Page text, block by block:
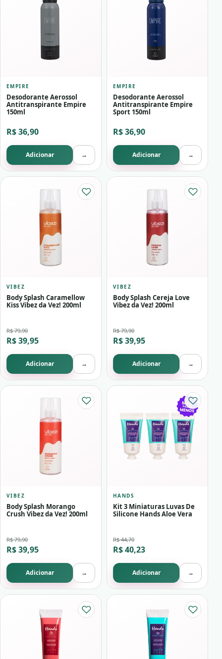
EMPIRE
Desodorante Aerossol
Antitranspirante Empire
150ml
R$ 36,90
Adicionar →
EMPIRE
Desodorante Aerossol
Antitranspirante Empire
Sport 150ml
R$ 36,90
Adicionar →
VIBEZ
Body Splash Caramellow
Kiss Vibez da Vez! 200ml
R$ 79,90
R$ 39,95
Adicionar →
VIBEZ
Body Splash Cereja Love
Vibez da Vez! 200ml
R$ 79,90
R$ 39,95
Adicionar →
VIBEZ
Body Splash Morango
Crush Vibez da Vez! 200ml
R$ 79,90
R$ 39,95
Adicionar →
HANDS
Kit 3 Miniaturas Luvas De
Silicone Hands Aloe Vera
R$ 44,70
R$ 40,23
Adicionar →